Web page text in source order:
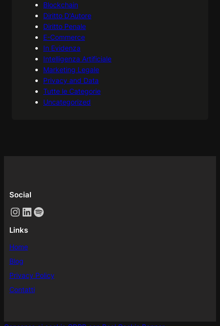
Blockchain
Diritto D'Autore
Diritto Penale
E-Commerce
In Evidenza
Intelligenza Artificiale
Marketing Legale
Privacy and Data
Tutte le Categorie
Uncategorized
Social
Instagram LinkedIn Spotify
Links
Home
Blog
Privacy Policy
Contatti